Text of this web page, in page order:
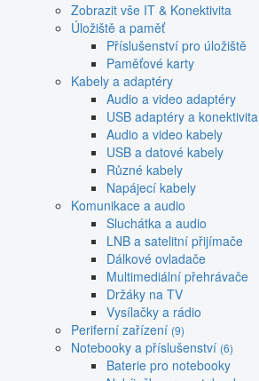
Zobrazit vše IT & Konektivita
Úložiště a paměť
Příslušenství pro úložiště
Paměťové karty
Kabely a adaptéry
Audio a video adaptéry
USB adaptéry a konektivita
Audio a video kabely
USB a datové kabely
Různé kabely
Napájecí kabely
Komunikace a audio
Sluchátka a audio
LNB a satelitní přijímače
Dálkové ovladače
Multimediální přehrávače
Držáky na TV
Vysílačky a rádio
Periferní zařízení (9)
Notebooky a příslušenství (6)
Baterie pro notebooky